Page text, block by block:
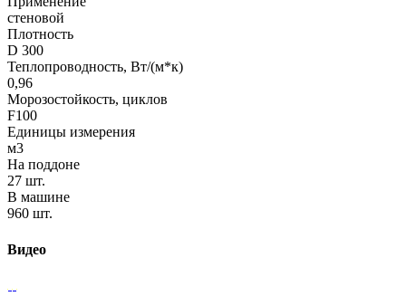
стеновой
Плотность
D 300
Теплопроводность, Вт/(м*к)
0,96
Морозостойкость, циклов
F100
Единицы измерения
м3
На поддоне
27 шт.
В машине
960 шт.
Видео